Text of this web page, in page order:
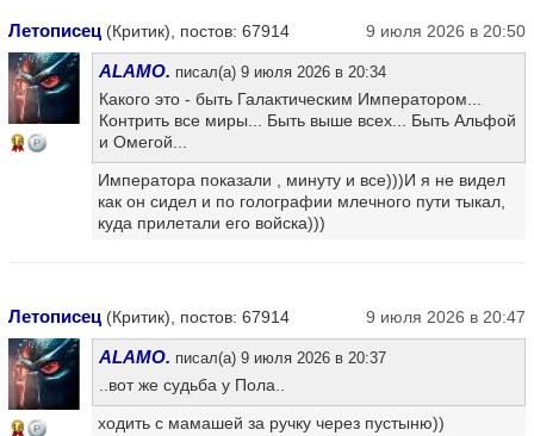
Летописец (Критик), постов: 67914 9 июля 2026 в 20:50
16
ALAMO. писал(а) 9 июля 2026 в 20:34
Какого это - быть Галактическим Императором...
Контрить все миры... Быть выше всех... Быть Альфой
и Омегой...
Императора показали , минуту и все)))И я не видел
как он сидел и по голографии млечного пути тыкал,
куда прилетали его войска)))
Летописец (Критик), постов: 67914 9 июля 2026 в 20:47
16
ALAMO. писал(а) 9 июля 2026 в 20:37
..вот же судьба у Пола..
ходить с мамашей за ручку через пустыню))